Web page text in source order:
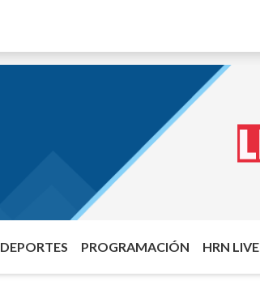
DEPORTES PROGRAMACIÓN HRN LIVE